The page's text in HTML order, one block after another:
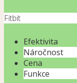
Fitbit
Efektivita
Náročnost
Cena
Funkce